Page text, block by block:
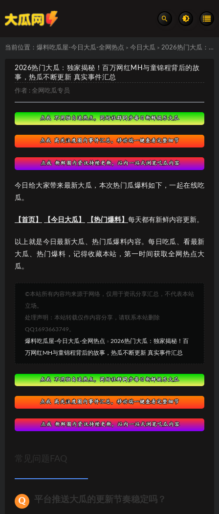
当前位置： 爆料吃瓜屋-今日大瓜-全网热点 > 今日大瓜 > 2026热门大瓜：独家揭秘！百万网红MH与童锦程背后的故事，热瓜不断更新 真实事件汇总
2026热门大瓜：独家揭秘！百万网红MH与童锦程背后的故
事，热瓜不断更新 真实事件汇总
作者 : 全网吃瓜专员
今日给大家带来最新大瓜，本次热门瓜爆料如下，一起在线吃
瓜。
【首页】 【今日大瓜】 【热门爆料】 每天都有新鲜内容更新。
以上就是今日最新大瓜、热门瓜爆料内容。每日吃瓜、看最新
大瓜、热门爆料，记得收藏本站，第一时间获取全网热点大
瓜。
©本站所有内容均来源于网络，仅用于资讯分享汇总，不代表本站
立场。
处理声明：本站转载仅作内容分享，请联系本站删除
QQ1693663749。
爆料吃瓜屋-今日大瓜-全网热点 » 2026热门大瓜：独家揭秘！百
万网红MH与童锦程背后的故事，热瓜不断更新 真实事件汇总
常见问题FAQ
平台推送大瓜的更新节奏稳定吗？